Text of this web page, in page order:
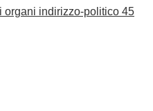
organi indirizzo-politico 45